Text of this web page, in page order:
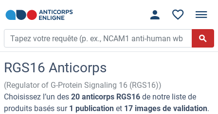
RGS16 Anticorps
(Regulator of G-Protein Signaling 16 (RGS16))
Choisissez l’un des 20 anticorps RGS16 de notre liste de
produits basés sur 1 publication et 17 images de validation.